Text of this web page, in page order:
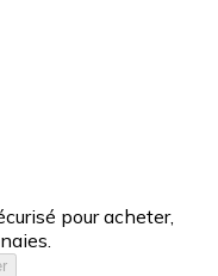
pour acheter,